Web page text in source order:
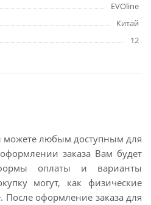
EVOline
Китай
12
можете любым доступным для
заказа Вам будет
оплаты и варианты
могут, как физические
После оформление заказа для